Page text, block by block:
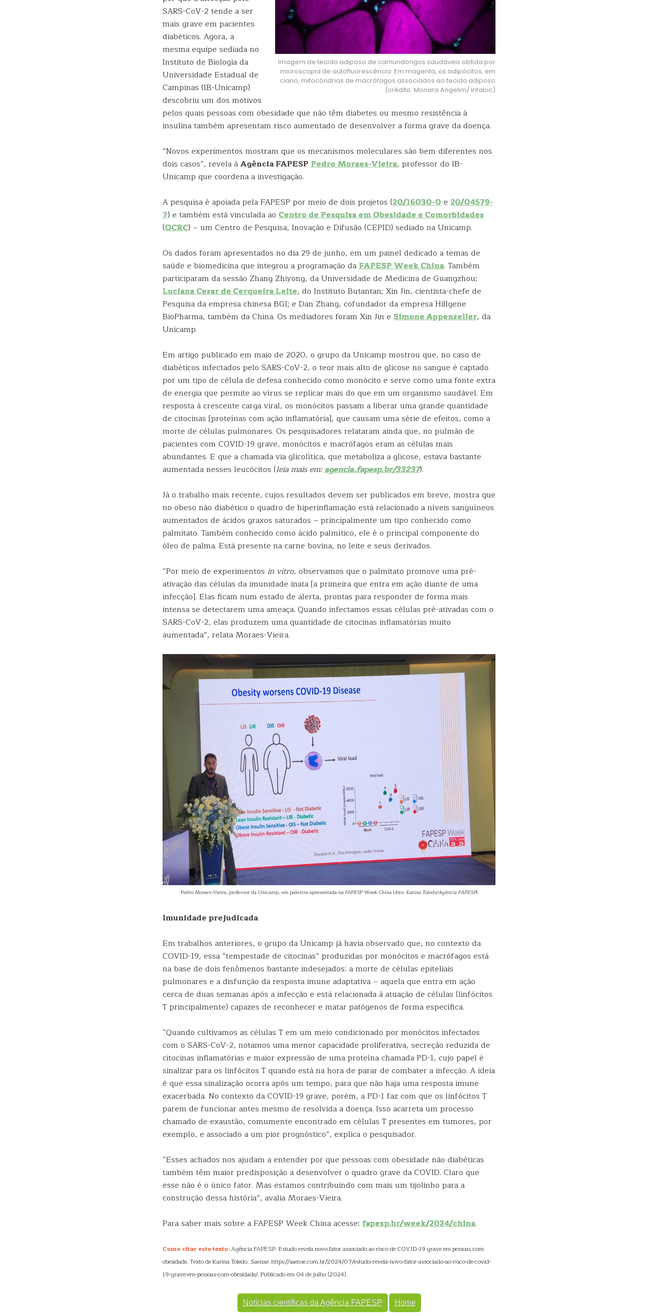
Imagem de tecido adiposo de camundongos saudáveis obtida por
microscopia de autofluorescência. Em magenta, os adipócitos; em
ciano, mitocôndrias de macrófagos associados ao tecido adiposo
(crédito: Monara Angelim/ Infabic)
SARS-CoV-2 tende a ser
mais grave em pacientes
diabéticos. Agora, a
mesma equipe sediada no
Instituto de Biologia da
Universidade Estadual de
Campinas (IB-Unicamp)
descobriu um dos motivos
pelos quais pessoas com obesidade que não têm diabetes ou mesmo resistência à
insulina também apresentam risco aumentado de desenvolver a forma grave da doença.
“Novos experimentos mostram que os mecanismos moleculares são bem diferentes nos
dois casos”, revela àAgência FAPESPPedro Moraes-Vieira, professor do IB-
Unicamp que coordena a investigação.
A pesquisa é apoiada pela FAPESP por meio de dois projetos (20/16030-0e 20/04579-
7) e também está vinculada ao Centro de Pesquisa em Obesidade e Comorbidades
(OCRC) – um Centro de Pesquisa, Inovação e Difusão (CEPID) sediado na Unicamp.
Os dados foram apresentados no dia 29 de junho, em um painel dedicado a temas de
saúde e biomedicina que integrou a programação daFAPESP Week China. Também
participaram da sessão Zhang Zhiyong, da Universidade de Medicina de Guangzhou;
Luciana Cezar de Cerqueira Leite, do Instituto Butantan; Xin Jin, cientista-chefe de
Pesquisa da empresa chinesa BGI; e Dan Zhang, cofundador da empresa Hillgene
BioPharma, também da China. Os mediadores foram Xin Jin e Simone Appenzeller, da
Unicamp.
Em artigo publicado em maio de 2020, o grupo da Unicamp mostrou que, no caso de
diabéticos infectados pelo SARS-CoV-2, o teor mais alto de glicose no sangue é captado
por um tipo de célula de defesa conhecido como monócito e serve como uma fonte extra
de energia que permite ao vírus se replicar mais do que em um organismo saudável. Em
resposta à crescente carga viral, os monócitos passam a liberar uma grande quantidade
de citocinas [proteínas com ação inflamatória], que causam uma série de efeitos, como a
morte de células pulmonares. Os pesquisadores relataram ainda que, no pulmão de
pacientes com COVID-19 grave, monócitos e macrófagos eram as células mais
abundantes. E que a chamada via glicolítica, que metaboliza a glicose, estava bastante
aumentada nesses leucócitos (leia mais em:agencia.fapesp.br/33237).
Já o trabalho mais recente, cujos resultados devem ser publicados em breve, mostra que
no obeso não diabético o quadro de hiperinflamação está relacionado a níveis sanguíneos
aumentados de ácidos graxos saturados – principalmente um tipo conhecido como
palmitato. Também conhecido como ácido palmítico, ele é o principal componente do
óleo de palma. Está presente na carne bovina, no leite e seus derivados.
“Por meio de experimentos in vitro, observamos que o palmitato promove uma pré-
ativação das células da imunidade inata [a primeira que entra em ação diante de uma
infecção]. Elas ficam num estado de alerta, prontas para responder de forma mais
intensa se detectarem uma ameaça. Quando infectamos essas células pré-ativadas com o
SARS-CoV-2, elas produzem uma quantidade de citocinas inflamatórias muito
aumentada”, relata Moraes-Vieira.
Pedro Moraes-Vieira, professor da Unicamp, em palestra apresentada na FAPESP Week China (foto: Karina Toledo/Agência FAPESP)
Imunidade prejudicada
Em trabalhos anteriores, o grupo da Unicamp já havia observado que, no contexto da
COVID-19, essa “tempestade de citocinas” produzidas por monócitos e macrófagos está
na base de dois fenômenos bastante indesejados: a morte de células epiteliais
pulmonares e a disfunção da resposta imune adaptativa – aquela que entra em ação
cerca de duas semanas após a infecção e está relacionada à atuação de células (linfócitos
T principalmente) capazes de reconhecer e matar patógenos de forma específica.
“Quando cultivamos as células T em um meio condicionado por monócitos infectados
com o SARS-CoV-2, notamos uma menor capacidade proliferativa, secreção reduzida de
citocinas inflamatórias e maior expressão de uma proteína chamada PD-1, cujo papel é
sinalizar para os linfócitos T quando está na hora de parar de combater a infecção. A ideia
é que essa sinalização ocorra após um tempo, para que não haja uma resposta imune
exacerbada. No contexto da COVID-19 grave, porém, a PD-1 faz com que os linfócitos T
parem de funcionar antes mesmo de resolvida a doença. Isso acarreta um processo
chamado de exaustão, comumente encontrado em células T presentes em tumores, por
exemplo, e associado a um pior prognóstico”, explica o pesquisador.
“Esses achados nos ajudam a entender por que pessoas com obesidade não diabéticas
também têm maior predisposição a desenvolver o quadro grave da COVID. Claro que
esse não é o único fator. Mas estamos contribuindo com mais um tijolinho para a
construção dessa história”, avalia Moraes-Vieira.
Para saber mais sobre a FAPESP Week China acesse: fapesp.br/week/2024/china.
Como citar este texto:Agência FAPESP. Estudo revela novo fator associado ao risco de COVID-19 grave em pessoas com
obesidade. Texto de Karina Toledo. Saense. https://saense.com.br/2024/07/estudo-revela-novo-fator-associado-ao-risco-de-covid-
19-grave-em-pessoas-com-obesidade/. Publicado em 04 de julho (2024).
Notícias científicas da Agência FAPESP Home